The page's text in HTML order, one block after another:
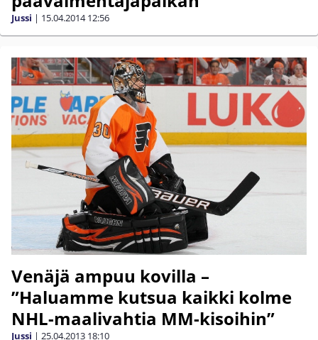
Jussi | 15.04.2014 12:56
Venäjä ampuu kovilla –
”Haluamme kutsua kaikki kolme
NHL-maalivahtia MM-kisoihin”
Jussi | 25.04.2013 18:10